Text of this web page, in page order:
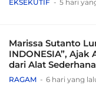
EKSEKUTIF 5 hari
Marissa Sutanto
INDONESIA”,
dari Alat
Tradisional
RAGAM 6 hari yang